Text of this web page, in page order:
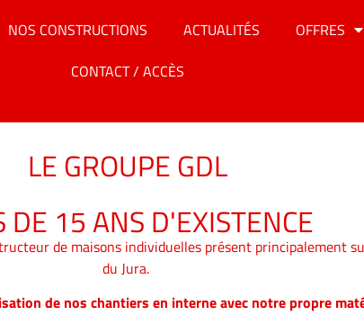
NOS CONSTRUCTIONS ACTUALITÉS OFFRES
CONTACT / ACCÈS
LE GROUPE GDL
DE 15 ANS D'EXISTENCE
de maisons individuelles présent principalement
du Jura.
de nos chantiers en interne avec notre propre